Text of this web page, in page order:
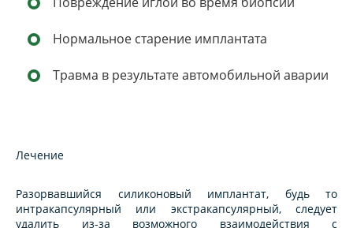
Нормальное старение имплантата
Травма в результате автомобильной аварии
Лечение
Разорвавшийся силиконовый имплантат, будь то
интракапсулярный или экстракапсулярный, следует
удалить из-за возможного взаимодействия с